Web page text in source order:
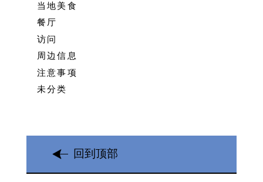
当地美食
餐厅
访问
周边信息
注意事项
未分类
回到顶部